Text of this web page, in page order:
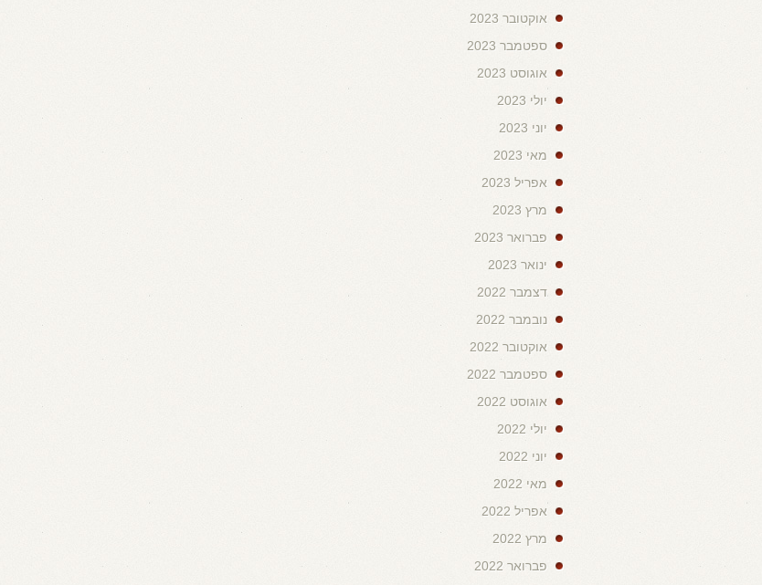
אוקטובר 2023
ספטמבר 2023
אוגוסט 2023
יולי 2023
יוני 2023
מאי 2023
אפריל 2023
מרץ 2023
פברואר 2023
ינואר 2023
דצמבר 2022
נובמבר 2022
אוקטובר 2022
ספטמבר 2022
אוגוסט 2022
יולי 2022
יוני 2022
מאי 2022
אפריל 2022
מרץ 2022
פברואר 2022